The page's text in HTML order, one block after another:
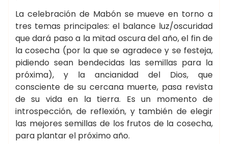
La celebración de Mabón se mueve en torno a
tres temas principales: el balance luz/oscuridad
que dará paso a la mitad oscura del año, el fin de
la cosecha (por la que se agradece y se festeja,
pidiendo sean bendecidas las semillas para la
próxima), y la ancianidad del Dios, que
consciente de su cercana muerte, pasa revista
de su vida en la tierra. Es un momento de
introspección, de reflexión, y también de elegir
las mejores semillas de los frutos de la cosecha,
para plantar el próximo año.